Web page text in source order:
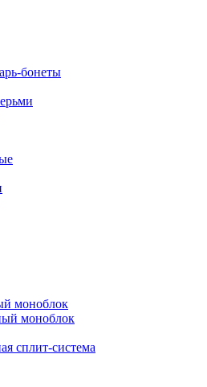
бонеты
моноблок
моноблок
сплит-система